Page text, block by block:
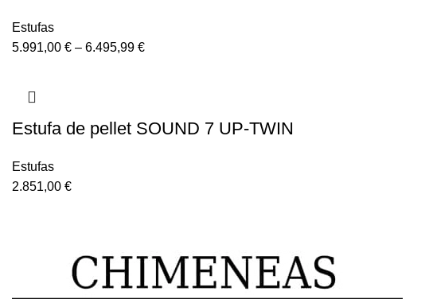
Estufas
5.991,00 € – 6.495,99 €
Estufa de pellet SOUND 7 UP-TWIN
Estufas
2.851,00 €